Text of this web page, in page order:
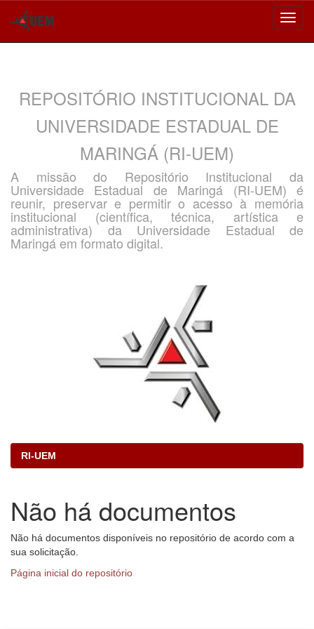
REPOSITÓRIO INSTITUCIONAL DA
UNIVERSIDADE ESTADUAL DE
MARINGÁ (RI-UEM)
A missão do Repositório Institucional da
Universidade Estadual de Maringá (RI-UEM) é
reunir, preservar e permitir o acesso à memória
institucional (científica, técnica, artística e
administrativa) da Universidade Estadual de
Maringá em formato digital.
RI-UEM
Não há documentos
Não há documentos disponíveis no repositório de acordo com a
sua solicitação.
Página inicial do repositório